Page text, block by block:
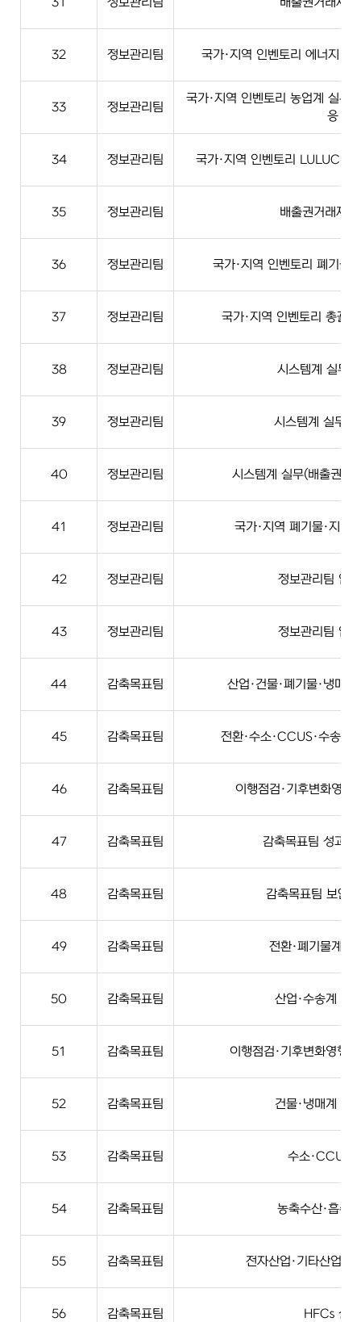
32 정보관리팀 국가·지역 인벤토리 에너지·산
33 정보관리팀
국가·지역 인벤토리 농업계 실무
응
34 정보관리팀 국가·지역 인벤토리 LULUCF·
35 정보관리팀 배출권거래제
36 정보관리팀 국가·지역 인벤토리 폐기물
37 정보관리팀 국가·지역 인벤토리 총괄
38 정보관리팀 시스템계 실무
39 정보관리팀 시스템계 실무
40 정보관리팀 시스템계 실무(배출권 위
41 정보관리팀 국가·지역 폐기물·지역
42 정보관리팀 정보관리팀 업
43 정보관리팀 정보관리팀 업
44 감축목표팀 산업·건물·폐기물·냉매·
45 감축목표팀 전환·수소·CCUS·수송·
46 감축목표팀 이행점검·기후변화영향
47 감축목표팀 감축목표팀 성과·
48 감축목표팀 감축목표팀 보안·
49 감축목표팀 전환·폐기물계
50 감축목표팀 산업·수송계 실
51 감축목표팀 이행점검·기후변화영향
52 감축목표팀 건물·냉매계 실
53 감축목표팀 수소·CCUS
54 감축목표팀 농축수산·흡수
55 감축목표팀 전자산업·기타산업·
56 감축목표팀 HFCs 실무